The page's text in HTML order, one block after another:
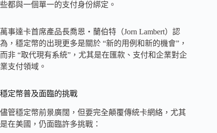
些都與一個單一的支付身份綁定。
萬事達卡首席產品長喬恩・蘭伯特（Jorn Lambert）認
為，穩定幣的出現更多是關於 “新的用例和新的機會”，
而非 “取代現有系統”，尤其是在匯款、支付和企業對企
業支付領域。
穩定幣普及面臨的挑戰
儘管穩定幣前景廣闊，但要完全顛覆傳統卡網絡，尤其
是在美國，仍面臨許多挑戰：